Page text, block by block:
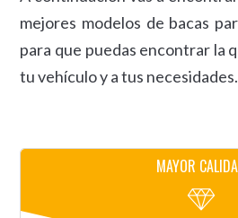
mejores modelos de bacas
para que puedas encontrar la
tu vehículo y a tus necesidades.
MAYOR